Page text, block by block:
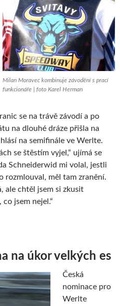
Milan Moravec kombinuje závodění s prací
funkcionáře | foto Karel Herman
se na trávě závodí a po
na dlouhé dráze přišla na
na semifinále ve Werlte.
se štěstím vyjel,“ ujímá se
Schneiderwid mi volal, jestli
rozmlouval, měl tam zranění.
ale chtěl jsem si zkusit
jsem nejel.“
na úkor velkých es
Česká
nominace pro
Werlte